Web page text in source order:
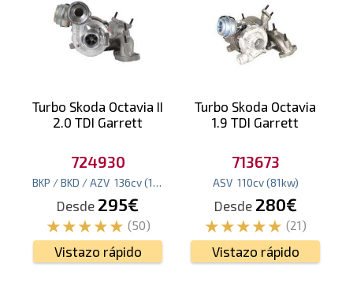
Turbo Skoda Octavia II
2.0 TDI Garrett
724930
BKP / BKD / AZV 136cv(100
Desde 295€
(50)
Vistazo rápido
Turbo Skoda Octavia
1.9 TDI Garrett
713673
ASV 110cv (81kw)
Desde 280€
(21)
Vistazo rápido